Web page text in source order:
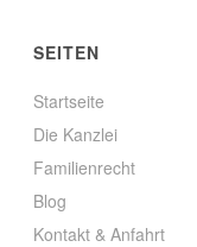
SEITEN
Startseite
Die Kanzlei
Familienrecht
Blog
Kontakt & Anfahrt